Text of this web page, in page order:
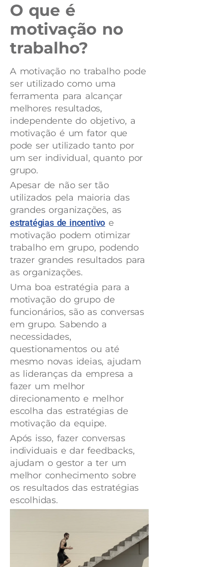
O que é
motivação no
trabalho?
A motivação no trabalho pode
ser utilizado como uma
ferramenta para alcançar
melhores resultados,
independente do objetivo, a
motivação é um fator que
pode ser utilizado tanto por
um ser individual, quanto por
grupo.
Apesar de não ser tão
utilizados pela maioria das
grandes organizações, as
estratégias de incentivo e
motivação podem otimizar
trabalho em grupo, podendo
trazer grandes resultados para
as organizações.
Uma boa estratégia para a
motivação do grupo de
funcionários, são as conversas
em grupo. Sabendo a
necessidades,
questionamentos ou até
mesmo novas ideias, ajudam
as lideranças da empresa a
fazer um melhor
direcionamento e melhor
escolha das estratégias de
motivação da equipe.
Após isso, fazer conversas
individuais e dar feedbacks,
ajudam o gestor a ter um
melhor conhecimento sobre
os resultados das estratégias
escolhidas.